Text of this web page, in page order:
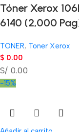
Tóner Xerox
6140 (2,000
TONER, Toner Xerox
$ 0.00
S/ 0.00
-15%